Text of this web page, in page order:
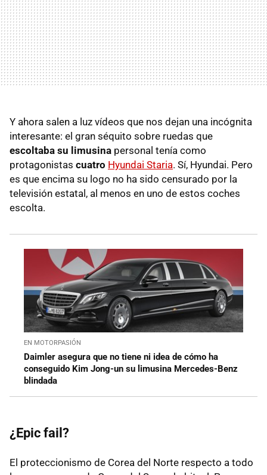
Y ahora salen a luz vídeos que nos dejan una incógnita
interesante: el gran séquito sobre ruedas que
escoltaba su limusina personal tenía como
protagonistas cuatro Hyundai Staria. Sí, Hyundai. Pero
es que encima su logo no ha sido censurado por la
televisión estatal, al menos en uno de estos coches
escolta.
EN MOTORPASIÓN
Daimler asegura que no tiene ni idea de cómo ha
conseguido Kim Jong-un su limusina Mercedes-Benz
blindada
¿Epic fail?
El proteccionismo de Corea del Norte respecto a todo